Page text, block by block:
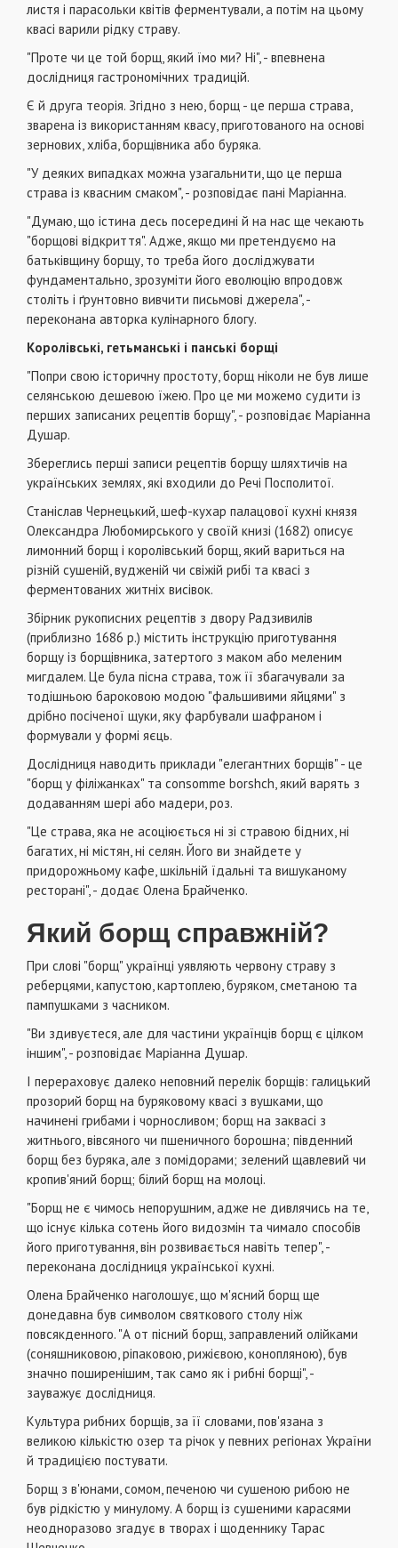
листя і парасольки квітів ферментували, а потім на цьому
квасі варили рідку страву.
"Проте чи це той борщ, який їмо ми? Ні", - впевнена
дослідниця гастрономічних традицій.
Є й друга теорія. Згідно з нею, борщ - це перша страва,
зварена із використанням квасу, приготованого на основі
зернових, хліба, борщівника або буряка.
"У деяких випадках можна узагальнити, що це перша
страва із квасним смаком", - розповідає пані Маріанна.
"Думаю, що істина десь посередині й на нас ще чекають
"борщові відкриття". Адже, якщо ми претендуємо на
батьківщину борщу, то треба його досліджувати
фундаментально, зрозуміти його еволюцію впродовж
століть і ґрунтовно вивчити письмові джерела", -
переконана авторка кулінарного блогу.
Королівські, гетьманські і панські борщі
"Попри свою історичну простоту, борщ ніколи не був лише
селянською дешевою їжею. Про це ми можемо судити із
перших записаних рецептів борщу", - розповідає Маріанна
Душар.
Збереглись перші записи рецептів борщу шляхтичів на
українських землях, які входили до Речі Посполитої.
Станіслав Чернецький, шеф-кухар палацової кухні князя
Олександра Любомирського у своїй книзі (1682) описує
лимонний борщ і королівський борщ, який вариться на
різній сушеній, вудженій чи свіжій рибі та квасі з
ферментованих житніх висівок.
Збірник рукописних рецептів з двору Радзивилів
(приблизно 1686 р.) містить інструкцію приготування
борщу із борщівника, затертого з маком або меленим
мигдалем. Це була пісна страва, тож її збагачували за
тодішньою бароковою модою "фальшивими яйцями" з
дрібно посіченої щуки, яку фарбували шафраном і
формували у формі яєць.
Дослідниця наводить приклади "елегантних борщів" - це
"борщ у філіжанках" та consomme borshch, який варять з
додаванням шері або мадери, роз.
"Це страва, яка не асоціюється ні зі стравою бідних, ні
багатих, ні містян, ні селян. Його ви знайдете у
придорожньому кафе, шкільній їдальні та вишуканому
ресторані", - додає Олена Брайченко.
Який борщ справжній?
При слові "борщ" українці уявляють червону страву з
реберцями, капустою, картоплею, буряком, сметаною та
пампушками з часником.
"Ви здивуєтеся, але для частини українців борщ є цілком
іншим", - розповідає Маріанна Душар.
І перераховує далеко неповний перелік борщів: галицький
прозорий борщ на буряковому квасі з вушками, що
начинені грибами і чорносливом; борщ на заквасі з
житнього, вівсяного чи пшеничного борошна; південний
борщ без буряка, але з помідорами; зелений щавлевий чи
кропив'яний борщ; білий борщ на молоці.
"Борщ не є чимось непорушним, адже не дивлячись на те,
що існує кілька сотень його видозмін та чимало способів
його приготування, він розвивається навіть тепер", -
переконана дослідниця української кухні.
Олена Брайченко наголошує, що м'ясний борщ ще
донедавна був символом святкового столу ніж
повсякденного. "А от пісний борщ, заправлений олійками
(соняшниковою, ріпаковою, рижієвою, конопляною), був
значно поширенішим, так само як і рибні борщі", -
зауважує дослідниця.
Культура рибних борщів, за її словами, пов'язана з
великою кількістю озер та річок у певних регіонах України
й традицією постувати.
Борщ з в'юнами, сомом, печеною чи сушеною рибою не
був рідкістю у минулому. А борщ із сушеними карасями
неодноразово згадує в творах і щоденнику Тарас